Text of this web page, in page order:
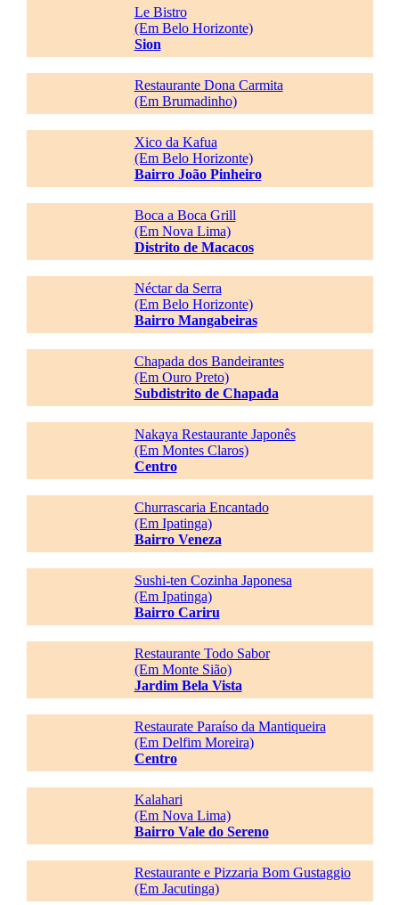
Le Bistro
(Em Belo Horizonte)
Sion
Restaurante Dona Carmita
(Em Brumadinho)
Xico da Kafua
(Em Belo Horizonte)
Bairro João Pinheiro
Boca a Boca Grill
(Em Nova Lima)
Distrito de Macacos
Néctar da Serra
(Em Belo Horizonte)
Bairro Mangabeiras
Chapada dos Bandeirantes
(Em Ouro Preto)
Subdistrito de Chapada
Nakaya Restaurante Japonês
(Em Montes Claros)
Centro
Churrascaria Encantado
(Em Ipatinga)
Bairro Veneza
Sushi-ten Cozinha Japonesa
(Em Ipatinga)
Bairro Cariru
Restaurante Todo Sabor
(Em Monte Sião)
Jardim Bela Vista
Restaurate Paraíso da Mantiqueira
(Em Delfim Moreira)
Centro
Kalahari
(Em Nova Lima)
Bairro Vale do Sereno
Restaurante e Pizzaria Bom Gustaggio
(Em Jacutinga)